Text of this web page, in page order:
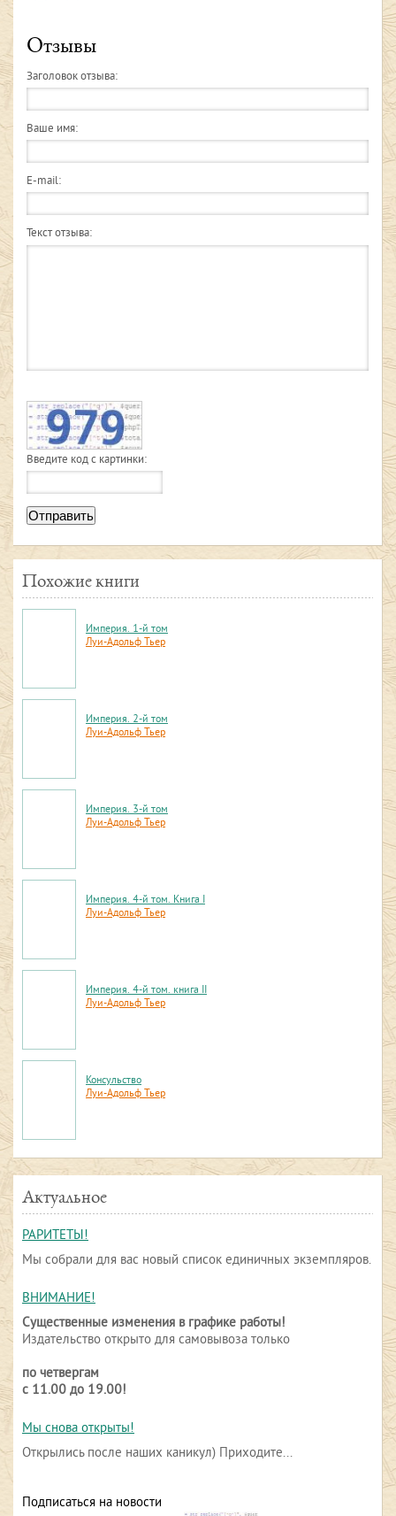
Отзывы
Заголовок отзыва:
Ваше имя:
E-mail:
Текст отзыва:
Введите код с картинки:
Отправить
Похожие книги
Империя. 1-й том
Луи-Адольф Тьер
Империя. 2-й том
Луи-Адольф Тьер
Империя. 3-й том
Луи-Адольф Тьер
Империя. 4-й том. Книга I
Луи-Адольф Тьер
Империя. 4-й том. книга II
Луи-Адольф Тьер
Консульство
Луи-Адольф Тьер
Актуальное
РАРИТЕТЫ!
Мы собрали для вас новый список единичных экземпляров.
ВНИМАНИЕ!
Существенные изменения в графике работы!
Издательство открыто для самовывоза только
по четвергам
с 11.00 до 19.00!
Мы снова открыты!
Открылись после наших каникул) Приходите...
Подписаться на новости